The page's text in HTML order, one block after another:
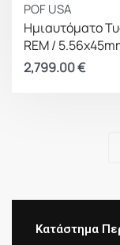
POF USA
Ημιαυτόματο
REM /
2,799.00€
Κατάστημα